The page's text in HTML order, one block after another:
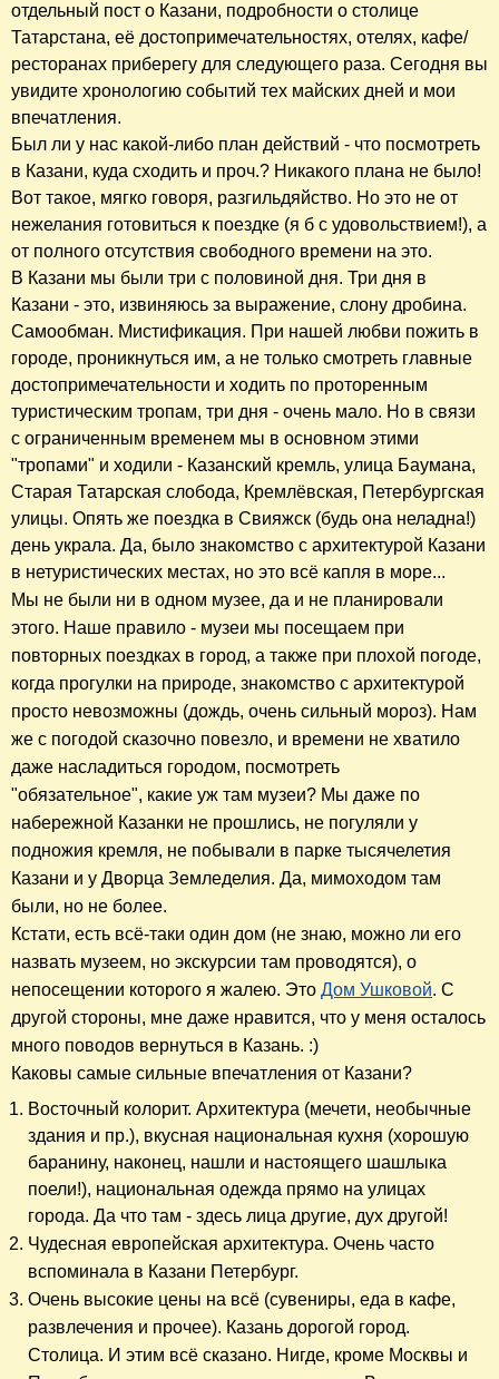
отдельный пост о Казани, подробности о столице
Татарстана, её достопримечательностях, отелях, кафе/
ресторанах приберегу для следующего раза. Сегодня вы
увидите хронологию событий тех майских дней и мои
впечатления.
Был ли у нас какой-либо план действий - что посмотреть
в Казани, куда сходить и проч.? Никакого плана не было!
Вот такое, мягко говоря, разгильдяйство. Но это не от
нежелания готовиться к поездке (я б с удовольствием!), а
от полного отсутствия свободного времени на это.
В Казани мы были три с половиной дня. Три дня в
Казани - это, извиняюсь за выражение, слону дробина.
Самообман. Мистификация. При нашей любви пожить в
городе, проникнуться им, а не только смотреть главные
достопримечательности и ходить по проторенным
туристическим тропам, три дня - очень мало. Но в связи
с ограниченным временем мы в основном этими
"тропами" и ходили - Казанский кремль, улица Баумана,
Старая Татарская слобода, Кремлёвская, Петербургская
улицы. Опять же поездка в Свияжск (будь она неладна!)
день украла. Да, было знакомство с архитектурой Казани
в нетуристических местах, но это всё капля в море...
​Мы не были ни в одном музее, да и не планировали
этого. Наше правило - музеи мы посещаем при
повторных поездках в город, а также при плохой погоде,
когда прогулки на природе, знакомство с архитектурой
просто невозможны (дождь, очень сильный мороз). Нам
же с погодой сказочно повезло, и времени не хватило
даже насладиться городом, посмотреть
"обязательное", какие уж там музеи? Мы даже по
набережной Казанки не прошлись, не погуляли у
подножия кремля, не побывали в парке тысячелетия
Казани и у Дворца Земледелия. Да, мимоходом там
были, но не более.
Кстати, есть всё-таки один дом (не знаю, можно ли его
назвать музеем, но экскурсии там проводятся), о
непосещении которого я жалею. Это Дом Ушковой. С
другой стороны, мне даже нравится, что у меня осталось
много поводов вернуться в Казань. :)
Каковы самые сильные впечатления от Казани?
Восточный колорит. Архитектура (мечети, необычные
здания и пр.), вкусная национальная кухня (хорошую
баранину, наконец, нашли и настоящего шашлыка
поели!), национальная одежда прямо на улицах
города. Да что там - здесь лица другие, дух другой!
Чудесная европейская архитектура. Очень часто
вспоминала в Казани Петербург.
Очень высокие цены на всё (сувениры, еда в кафе,
развлечения и прочее). Казань дорогой город.
Столица. И этим всё сказано. Нигде, кроме Москвы и